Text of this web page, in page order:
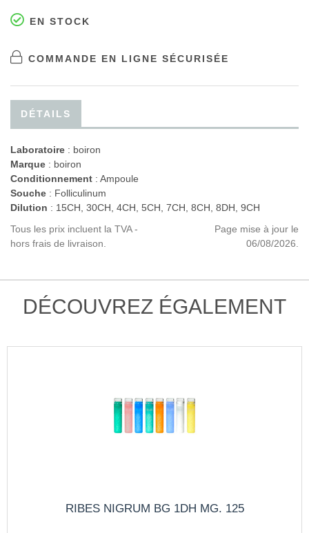
EN STOCK
COMMANDE EN LIGNE SÉCURISÉE
DÉTAILS
Laboratoire : boiron
Marque : boiron
Conditionnement : Ampoule
Souche : Folliculinum
Dilution : 15CH, 30CH, 4CH, 5CH, 7CH, 8CH, 8DH, 9CH
Tous les prix incluent la TVA -
hors frais de livraison.
Page mise à jour le
06/08/2026.
DÉCOUVREZ ÉGALEMENT
RIBES NIGRUM BG 1DH MG. 125